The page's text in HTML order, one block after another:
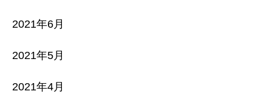
2021年6月
2021年5月
2021年4月